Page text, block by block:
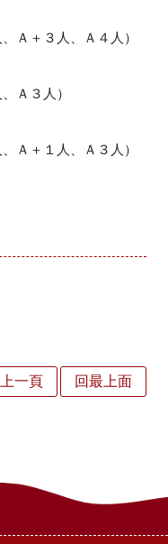
Ａ＋３人、Ａ４人）
Ａ３人）
Ａ＋１人、Ａ３人）
一頁 回最上面